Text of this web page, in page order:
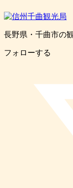
長野県・千曲市の
フォローする